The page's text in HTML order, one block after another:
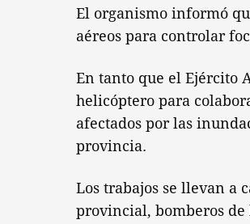
El organismo informó
aéreos para controlar
En tanto que el Ejército
helicóptero para
afectados por las
provincia.
Los trabajos se llevan a
provincial, bomberos de